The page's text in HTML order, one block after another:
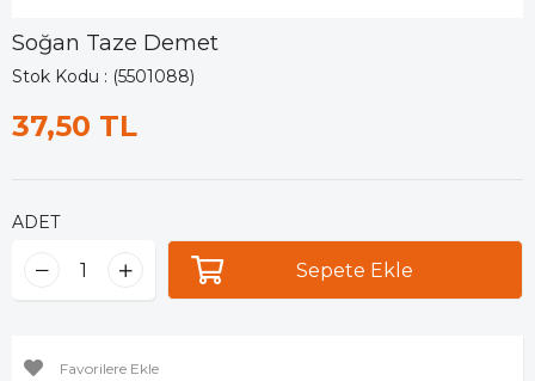
Soğan Taze Demet
Stok Kodu (5501088)
37,50 TL
ADET
Favorilere Ekle